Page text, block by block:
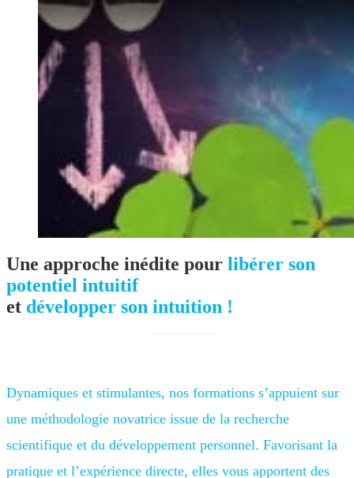
Une approche inédite pour libérer son
potentiel intuitif
et développer son intuition !
Dynamiques et stimulantes, nos formations s’appuient sur
une méthodologie novatrice issue de la recherche
scientifique et du développement personnel. Favorisant la
pratique et l’expérience directe, elles vous apportent des